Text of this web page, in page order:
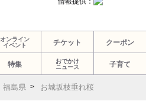
オンライン
イベント
チケット クーポン
特集
おでかけ
ニュース
子育て
福島県 お城坂枝垂れ桜